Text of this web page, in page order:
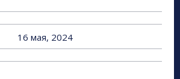
16 мая, 2024